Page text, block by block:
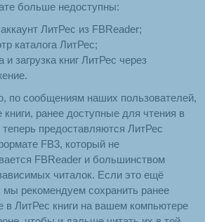
больше недоступны:
ЛитРес из FBReader;
каталога ЛитРес;
и загрузка книг ЛитРес через
по сообщениям наших пользователей,
книги, ранее доступные для чтения в
теперь предоставляются ЛитРес
FB3, который не
FBReader и большинством
читалок. Если это ещё
мы рекомендуем сохранить ранее
в ЛитРес книги на вашем компьютере